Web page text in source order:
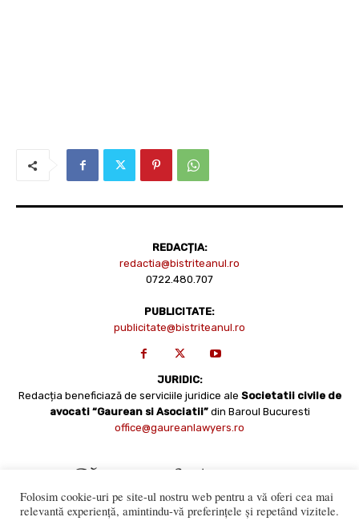
REDACȚIA:
redactia@bistriteanul.ro
0722.480.707
PUBLICITATE:
publicitate@bistriteanul.ro
JURIDIC:
Redacția beneficiază de serviciile juridice ale Societatii civile de
avocati “Gaurean si Asociatii” din Baroul Bucuresti
office@gaureanlawyers.ro
Folosim cookie-uri pe site-ul nostru web pentru a vă oferi cea mai
relevantă experiență, amintindu-vă preferințele și repetând vizitele.